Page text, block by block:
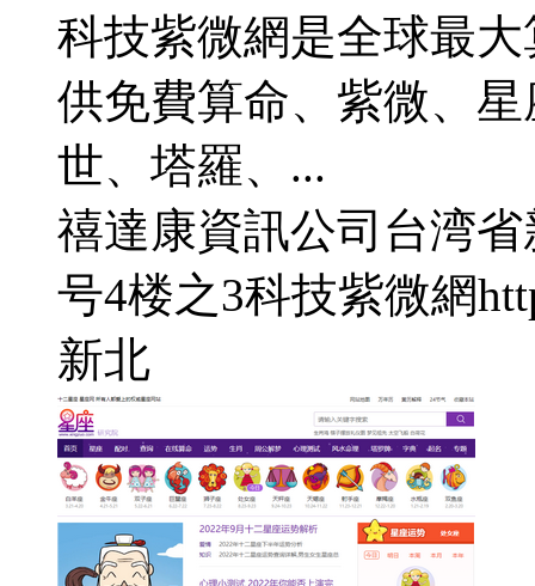
科技紫微網是全球最
供免費算命、紫微、
世、塔羅、...
禧達康資訊公司 台湾
号4楼之3科技紫微網
新北